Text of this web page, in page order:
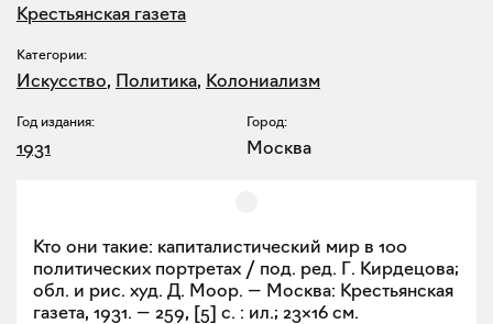
Крестьянская газета
Категории:
Искусство, Политика, Колониализм
Год издания:
1931
Город:
Москва
Кто они такие: капиталистический мир в 100
политических портретах / под. ред. Г. Кирдецова;
обл. и рис. худ. Д. Моор. — Москва: Крестьянская
газета, 1931. — 259, [5] с. : ил.; 23×16 см.